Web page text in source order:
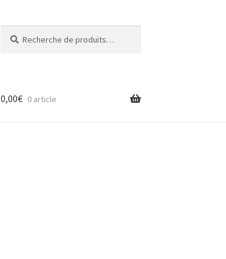
pour :
0,00€ 0 article